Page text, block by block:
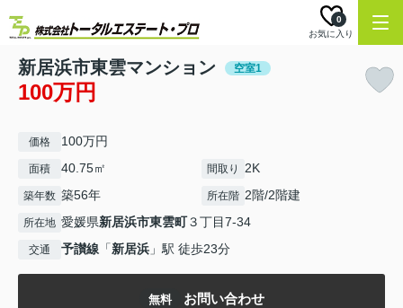
お気に入り
0
新居浜市東雲マンション 空室1
100万円
価格 100万円
面積 40.75㎡ 間取り 2K
築年数 築56年 所在階 2階/2階建
所在地 愛媛県新居浜市東雲町３丁目7-34
交通 予讃線 「新居浜 」駅 徒歩23分
無料 お問い合わせ